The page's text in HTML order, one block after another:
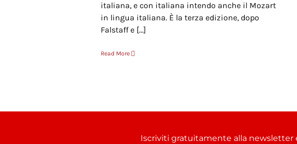
italiana, e con italiana intendo anche il Mozart
in lingua italiana. È la terza edizione, dopo
Falstaff e [...]
Read More
Iscriviti gratuitamente alla newsletter